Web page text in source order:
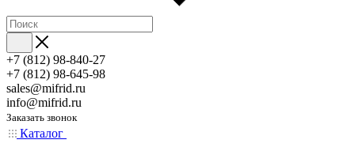
+7 (812) 98-840-27
+7 (812) 98-645-98
sales@mifrid.ru
info@mifrid.ru
Заказать звонок
Каталог